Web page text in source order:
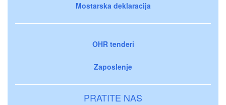
Mostarska deklaracija
OHR tenderi
Zaposlenje
PRATITE NAS